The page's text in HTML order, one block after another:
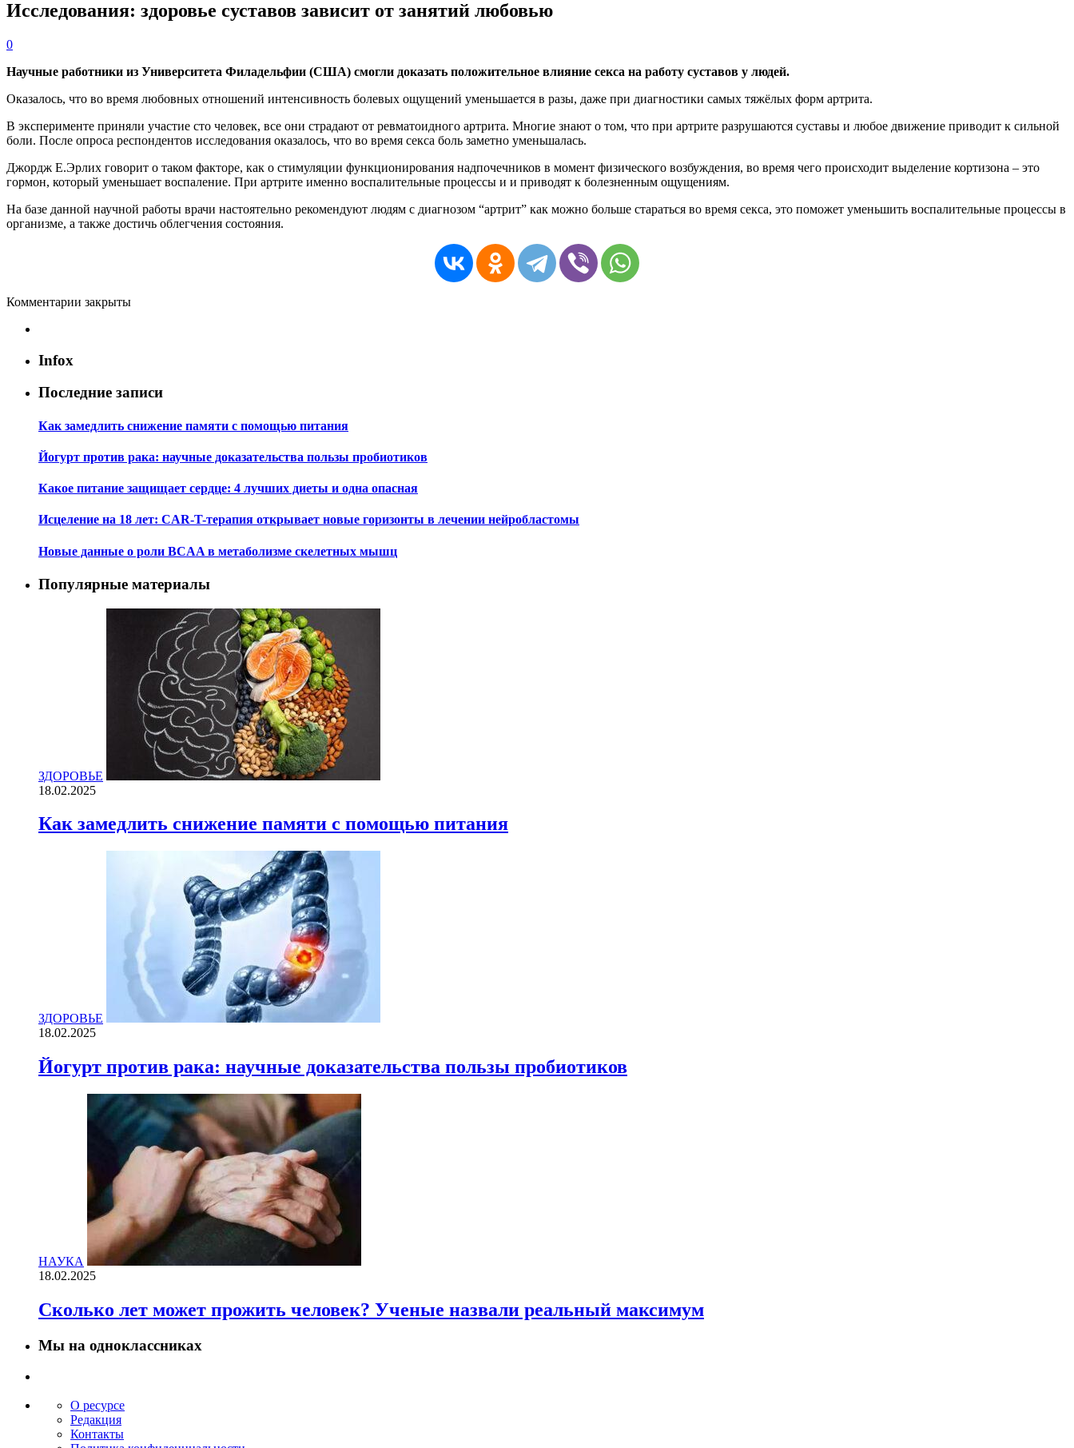
Исследования: здоровье суставов зависит от занятий любовью
0
Научные работники из Университета Филадельфии (США) смогли доказать положительное влияние секса на работу суставов у людей.
Оказалось, что во время любовных отношений интенсивность болевых ощущений уменьшается в разы, даже при диагностики самых тяжёлых форм артрита.
В эксперименте приняли участие сто человек, все они страдают от ревматоидного артрита. Многие знают о том, что при артрите разрушаются суставы и любое движение приводит к сильной
боли. После опроса респондентов исследования оказалось, что во время секса боль заметно уменьшалась.
Джордж Е.Эрлих говорит о таком факторе, как о стимуляции функционирования надпочечников в момент физического возбуждения, во время чего происходит выделение кортизона – это
гормон, который уменьшает воспаление. При артрите именно воспалительные процессы и и приводят к болезненным ощущениям.
На базе данной научной работы врачи настоятельно рекомендуют людям с диагнозом “артрит” как можно больше стараться во время секса, это поможет уменьшить воспалительные процессы в
организме, а также достичь облегчения состояния.
Комментарии закрыты
Infox
Последние записи
Как замедлить снижение памяти с помощью питания
Йогурт против рака: научные доказательства пользы пробиотиков
Какое питание защищает сердце: 4 лучших диеты и одна опасная
Исцеление на 18 лет: CAR-T-терапия открывает новые горизонты в лечении нейробластомы
Новые данные о роли BCAA в метаболизме скелетных мышц
Популярные материалы
ЗДОРОВЬЕ
18.02.2025
Как замедлить снижение памяти с помощью питания
ЗДОРОВЬЕ
18.02.2025
Йогурт против рака: научные доказательства пользы пробиотиков
НАУКА
18.02.2025
Сколько лет может прожить человек? Ученые назвали реальный максимум
Мы на одноклассниках
О ресурсе
Редакция
Контакты